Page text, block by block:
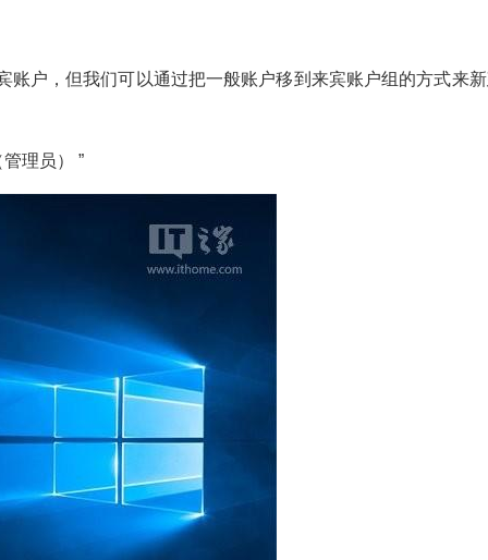
账户，但我们可以通过把一般账户移到来宾账户组的方式来
理员） ”